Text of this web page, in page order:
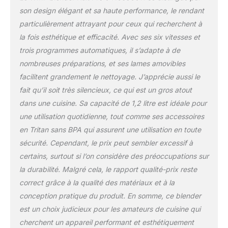
lavable au lave-vaisselle,
ouverture de remplissage
avec pot mesureur,
couvercle à poignée
amovible pour un
nettoyage facile et
complet GARANTIE :
garantie de 2 ans 2
BLOCS DE LAMES :
couteau à 6 lames et
lame plate en acier
qualité, pour une
utilisation individuelle ou
combinée COMMANDES
PRATIQUES : écran
numérique LCD, 3
automatiques (smoothie,
glace pilée, café moulu),
son design élégant et sa haute performance, le rendant
particulièrement attrayant pour ceux qui recherchent à
la fois esthétique et efficacité. Avec ses six vitesses et
trois programmes automatiques, il s’adapte à de
nombreuses préparations, et ses lames amovibles
facilitent grandement le nettoyage. J’apprécie aussi le
fait qu’il soit très silencieux, ce qui est un gros atout
dans une cuisine. Sa capacité de 1,2 litre est idéale pour
une utilisation quotidienne, tout comme ses accessoires
en Tritan sans BPA qui assurent une utilisation en toute
sécurité. Cependant, le prix peut sembler excessif à
certains, surtout si l’on considère des préoccupations sur
la durabilité. Malgré cela, le rapport qualité-prix reste
correct grâce à la qualité des matériaux et à la
conception pratique du produit. En somme, ce blender
est un choix judicieux pour les amateurs de cuisine qui
cherchent un appareil performant et esthétiquement